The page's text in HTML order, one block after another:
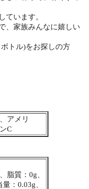
ています。
、家族みんなに嬉しい
トル)をお探しの方
アメリ
C
脂質：0g、
：0.03g、